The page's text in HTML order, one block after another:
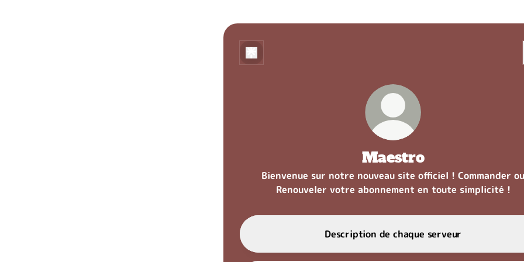
Maestro
Bienvenue sur notre nouveau site officiel ! Commander ou
Renouveler votre abonnement en toute simplicité !
Description de chaque serveur